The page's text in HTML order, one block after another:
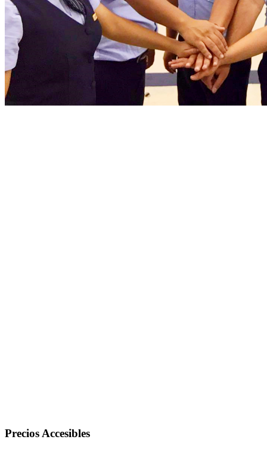
Precios Accesibles